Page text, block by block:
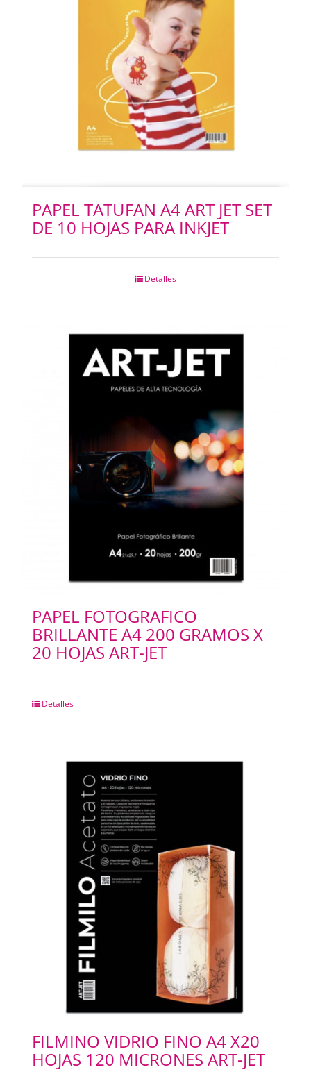
PAPEL TATUFAN A4 ART JET SET
DE 10 HOJAS PARA INKJET
Detalles
PAPEL FOTOGRAFICO
BRILLANTE A4 200 GRAMOS X
20 HOJAS ART-JET
Detalles
FILMINO VIDRIO FINO A4 X20
HOJAS 120 MICRONES ART-JET